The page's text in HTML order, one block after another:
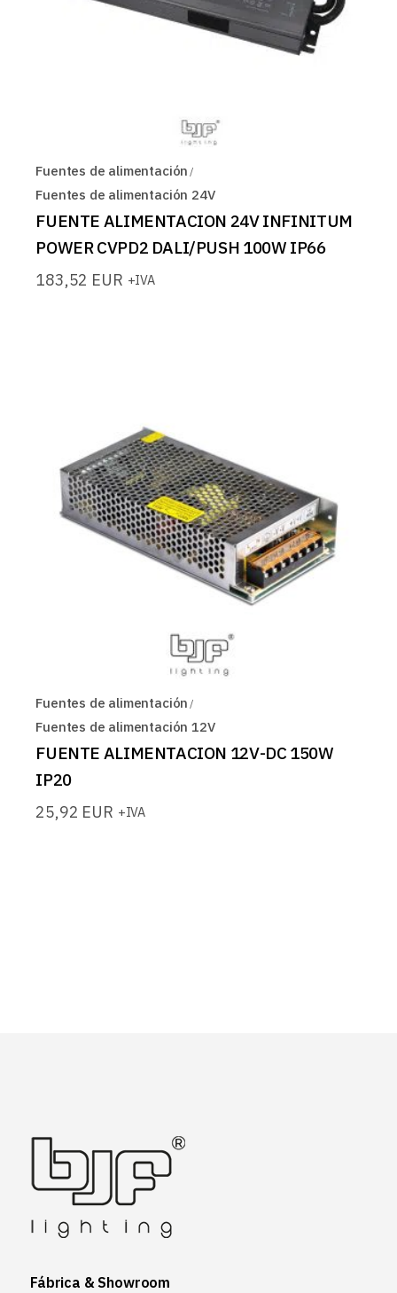
Fuentes de alimentación
Fuentes de alimentación 24V
FUENTE ALIMENTACION 24V INFINITUM
POWER CVPD2 DALI/PUSH 100W IP66
183,52 EUR +IVA
Fuentes de alimentación
Fuentes de alimentación 12V
FUENTE ALIMENTACION 12V-DC 150W
IP20
25,92 EUR +IVA
Fábrica & Showroom